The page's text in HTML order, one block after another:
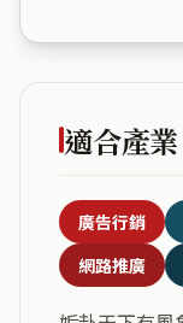
適合產業
廣告行銷
網路推廣